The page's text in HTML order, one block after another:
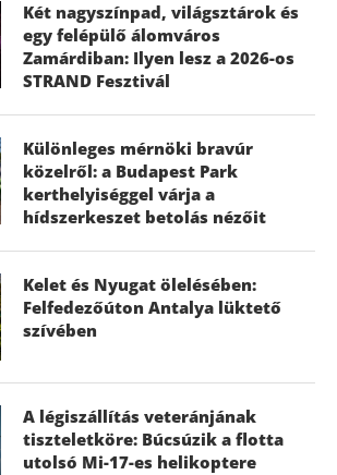
Két nagyszínpad, világsztárok és
egy felépülő álomváros
Zamárdiban: Ilyen lesz a 2026-os
STRAND Fesztivál
Különleges mérnöki bravúr
közelről: a Budapest Park
kerthelyiséggel várja a
hídszerkeszet betolás nézőit
Kelet és Nyugat ölelésében:
Felfedezőúton Antalya lüktető
szívében
A légiszállítás veteránjának
tiszteletköre: Búcsúzik a flotta
utolsó Mi-17-es helikoptere